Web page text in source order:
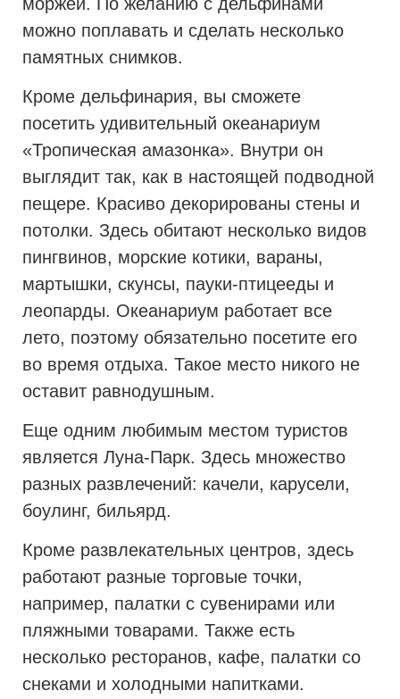
можно поплавать и сделать несколько
памятных снимков.
Кроме дельфинария, вы сможете
посетить удивительный океанариум
«Тропическая амазонка». Внутри он
выглядит так, как в настоящей подводной
пещере. Красиво декорированы стены и
потолки. Здесь обитают несколько видов
пингвинов, морские котики, вараны,
мартышки, скунсы, пауки-птицееды и
леопарды. Океанариум работает все
лето, поэтому обязательно посетите его
во время отдыха. Такое место никого не
оставит равнодушным.
Еще одним любимым местом туристов
является Луна-Парк. Здесь множество
разных развлечений: качели, карусели,
боулинг, бильярд.
Кроме развлекательных центров, здесь
работают разные торговые точки,
например, палатки с сувенирами или
пляжными товарами. Также есть
несколько ресторанов, кафе, палатки со
снеками и холодными напитками.